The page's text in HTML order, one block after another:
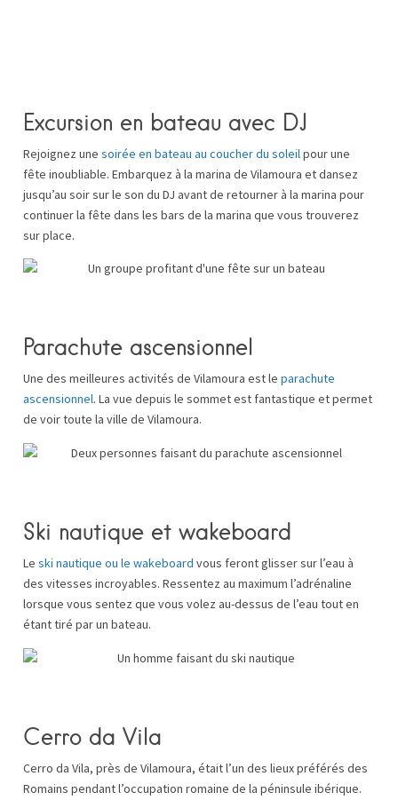
Excursion en bateau avec DJ
Rejoignez une soirée en bateau au coucher du soleil pour une
fête inoubliable. Embarquez à la marina de Vilamoura et dansez
jusqu’au soir sur le son du DJ avant de retourner à la marina pour
continuer la fête dans les bars de la marina que vous trouverez
sur place.
Parachute ascensionnel
Une des meilleures activités de Vilamoura est le parachute
ascensionnel. La vue depuis le sommet est fantastique et permet
de voir toute la ville de Vilamoura.
Ski nautique et wakeboard
Le ski nautique ou le wakeboard vous feront glisser sur l’eau à
des vitesses incroyables. Ressentez au maximum l’adrénaline
lorsque vous sentez que vous volez au-dessus de l’eau tout en
étant tiré par un bateau.
Cerro da Vila
Cerro da Vila, près de Vilamoura, était l’un des lieux préférés des
Romains pendant l’occupation romaine de la péninsule ibérique.